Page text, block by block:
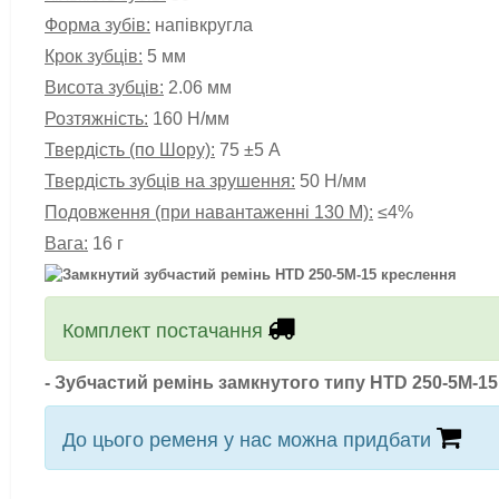
Форма зубів: напівкругла
Крок зубців: 5 мм
Висота зубців: 2.06 мм
Розтяжність: 160 Н/мм
Твердість (по Шору): 75 ±5 А
Твердість зубців на зрушення: 50 Н/мм
Подовження (при навантаженні 130 М): ≤4%
Вага: 16 г
Комплект постачання
- Зубчастий ремінь замкнутого типу HTD 250-5M-15
До цього ременя у нас можна придбати